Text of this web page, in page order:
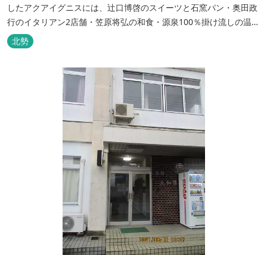
したアクアイグニスには、辻󠄀口博啓のスイーツと石窯パン・奥田政
行のイタリアン2店舗・笠原将弘の和食・源泉100％掛け流しの温
泉・宿泊棟・離れ宿・苺ハウス・ギャラリーなど、様々な『癒し』
と『食』が集結しております。 【『癒し』の追求 】 ◆源泉100%
掛け流し「片岡温泉」 片岡温泉は、地下1,200ｍより湯口で約42℃
北勢